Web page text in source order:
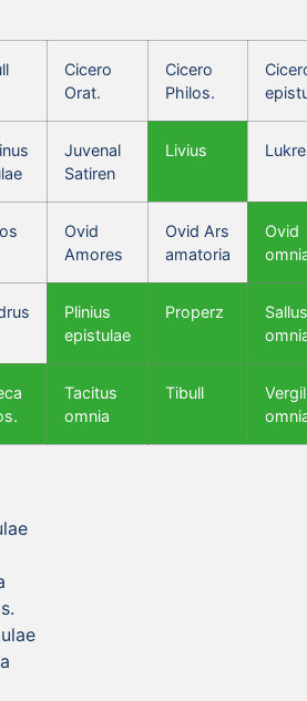
Cicero
Orat.
Cicero
Philos.
Juvenal
Satiren
Livius
Ovid
Amores
Ovid Ars
amatoria
Ovid
Plinius
epistulae
Properz
Tacitus
omnia
Tibull
Vergil